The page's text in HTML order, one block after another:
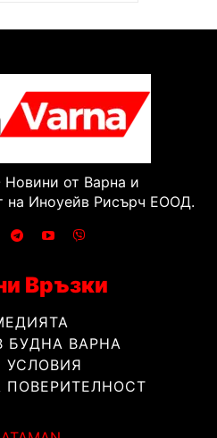
от Варна и
на Иноуейв Рисърч ЕООД.
Връзки
БУДНА ВАРНА
ПОВЕРИТЕЛНОСТ